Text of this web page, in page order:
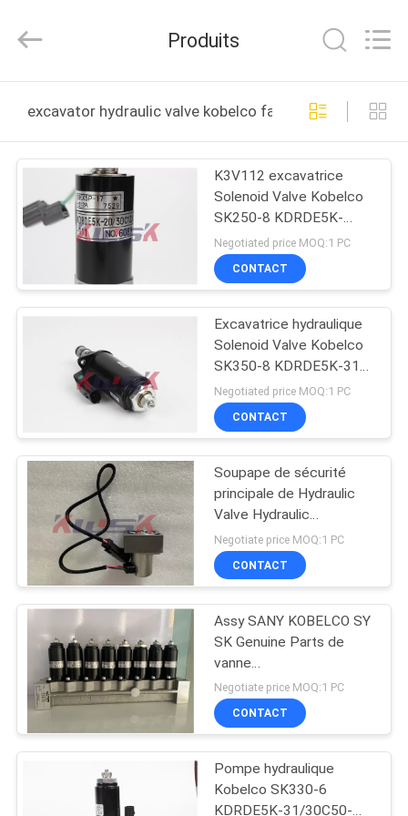
DES
PRODUITS
SUJET
DE
VISITE
CONTRÔLE
QUALITÉ
CONTACTEZ-
NOUS
BLOG
DEMANDEZ
Ltd..
Reserved.
Produits
excavator hydraulic valve kobelco fabrication en ligne
K3V112 excavatrice
Solenoid Valve Kobelco
SK250-8 KDRDE5K-
20/30C12A-111
Negotiated price MOQ:1 PC
CONTACT
Excavatrice hydraulique
Solenoid Valve Kobelco
SK350-8 KDRDE5K-31
30C50-143
Negotiated price MOQ:1 PC
CONTACT
Soupape de sécurité
principale de Hydraulic
Valve Hydraulic
d'excavatrice de moteur
d'oscillation
Negotiate price MOQ:1 PC
CONTACT
Assy SANY KOBELCO SY
SK Genuine Parts de
vanne
électromagnétique
Negotiate price MOQ:1 PC
CONTACT
Pompe hydraulique
Kobelco SK330-6
KDRDE5K-31/30C50-